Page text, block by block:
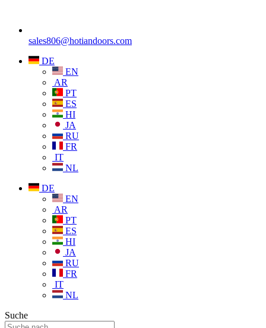
sales806@hotiandoors.com
DE
EN
AR
PT
ES
HI
JA
RU
FR
IT
NL
DE
EN
AR
PT
ES
HI
JA
RU
FR
IT
NL
Suche